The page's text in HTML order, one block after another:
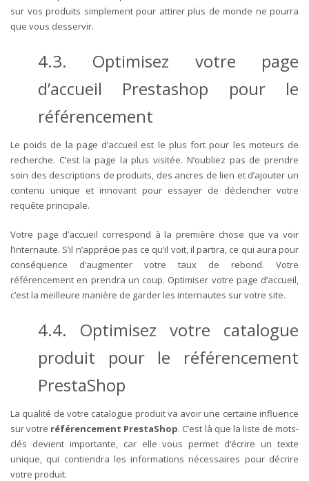
sur vos produits simplement pour attirer plus de monde ne pourra
que vous desservir.
4.3. Optimisez votre page
d’accueil Prestashop pour le
référencement
Le poids de la page d’accueil est le plus fort pour les moteurs de
recherche. C’est la page la plus visitée. N’oubliez pas de prendre
soin des descriptions de produits, des ancres de lien et d’ajouter un
contenu unique et innovant pour essayer de déclencher votre
requête principale.
Votre page d’accueil correspond à la première chose que va voir
l’internaute. S’il n’apprécie pas ce qu’il voit, il partira, ce qui aura pour
conséquence d’augmenter votre taux de rebond. Votre
référencement en prendra un coup. Optimiser votre page d’accueil,
c’est la meilleure manière de garder les internautes sur votre site.
4.4. Optimisez votre catalogue
produit pour le référencement
PrestaShop
La qualité de votre catalogue produit va avoir une certaine influence
sur votre référencement PrestaShop. C’est là que la liste de mots-
clés devient importante, car elle vous permet d’écrire un texte
unique, qui contiendra les informations nécessaires pour décrire
votre produit.